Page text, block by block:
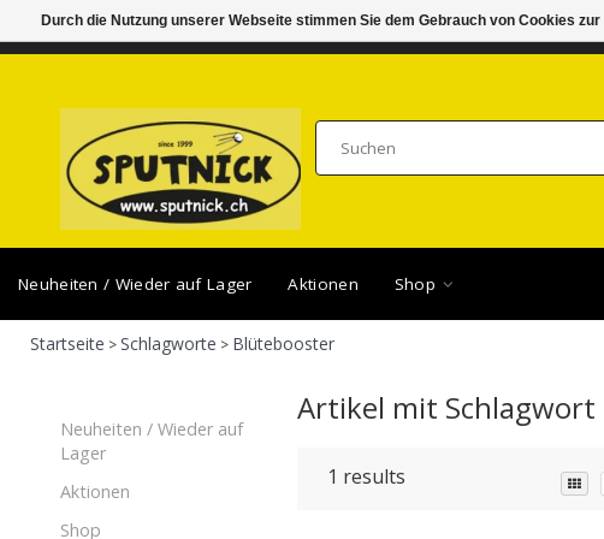
DI-FR 11.00 - 18.30, SA 10.00 - 16.00 SAMSTAG 15.08.
Neuheiten / Wieder auf Lager Aktionen Shop
Startseite >Schlagworte > Blütebooster
Neuheiten / Wieder auf
Lager
Aktionen
Shop
Artikel mit
1 results
Durch die Nutzung unserer Webseite stimmen Sie dem Gebrauch von Cookies